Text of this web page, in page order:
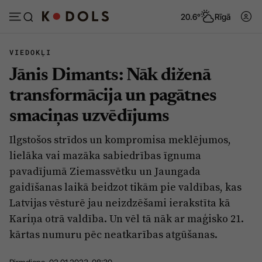
20.6° Rīgā
Abonēt Pieslēgties
Ziņas
Politika
Pašvaldības
Izglītība
Veselība
Ģimene
Tēmas
Viedokļi
Dzīve un ticība
Ekonomika
Krimināli
Izklaide
VIEDOKĻI
Jānis Dimants: Nāk diženā
transformācija un pagātnes
smaciņas uzvēdījums
Ilgstošos strīdos un kompromisa meklējumos,
lielāka vai mazāka sabiedrības īgnuma
pavadījumā Ziemassvētku un Jaungada
gaidīšanas laikā beidzot tikām pie valdības, kas
Latvijas vēsturē jau neizdzēšami ierakstīta kā
Kariņa otrā valdība. Un vēl tā nāk ar maģisko 21.
kārtas numuru pēc neatkarības atgūšanas.